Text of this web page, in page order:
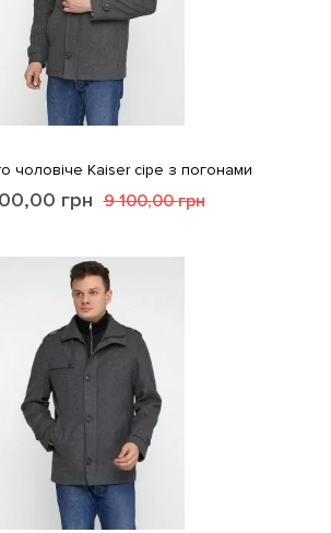
чоловіче Kaiser сіре з погонами
грн 9 100,00грн